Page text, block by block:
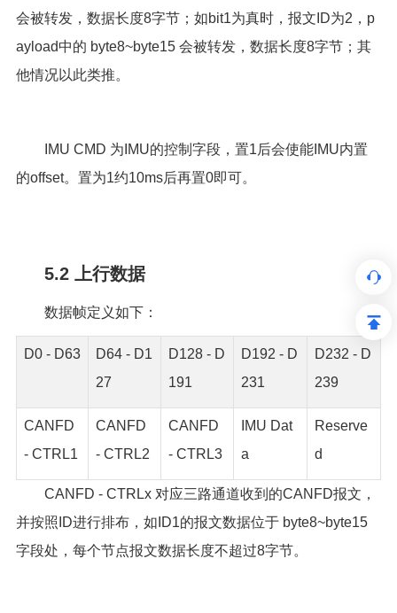
会被转发，数据长度8字节；如bit1为真时，报文ID为2，p
ayload中的 byte8~byte15 会被转发，数据长度8字节；其
他情况以此类推。
IMU CMD 为IMU的控制字段，置1后会使能IMU内置
的offset。置为1约10ms后再置0即可。
5.2 上行数据
数据帧定义如下：
D0 - D63
D64 - D1
27
D128 - D
191
D192 - D
231
D232 - D
239
CANFD
- CTRL1
CANFD
- CTRL2
CANFD
- CTRL3
IMU Dat
a
Reserve
d
CANFD - CTRLx 对应三路通道收到的CANFD报文，
并按照ID进行排布，如ID1的报文数据位于 byte8~byte15
字段处，每个节点报文数据长度不超过8字节。